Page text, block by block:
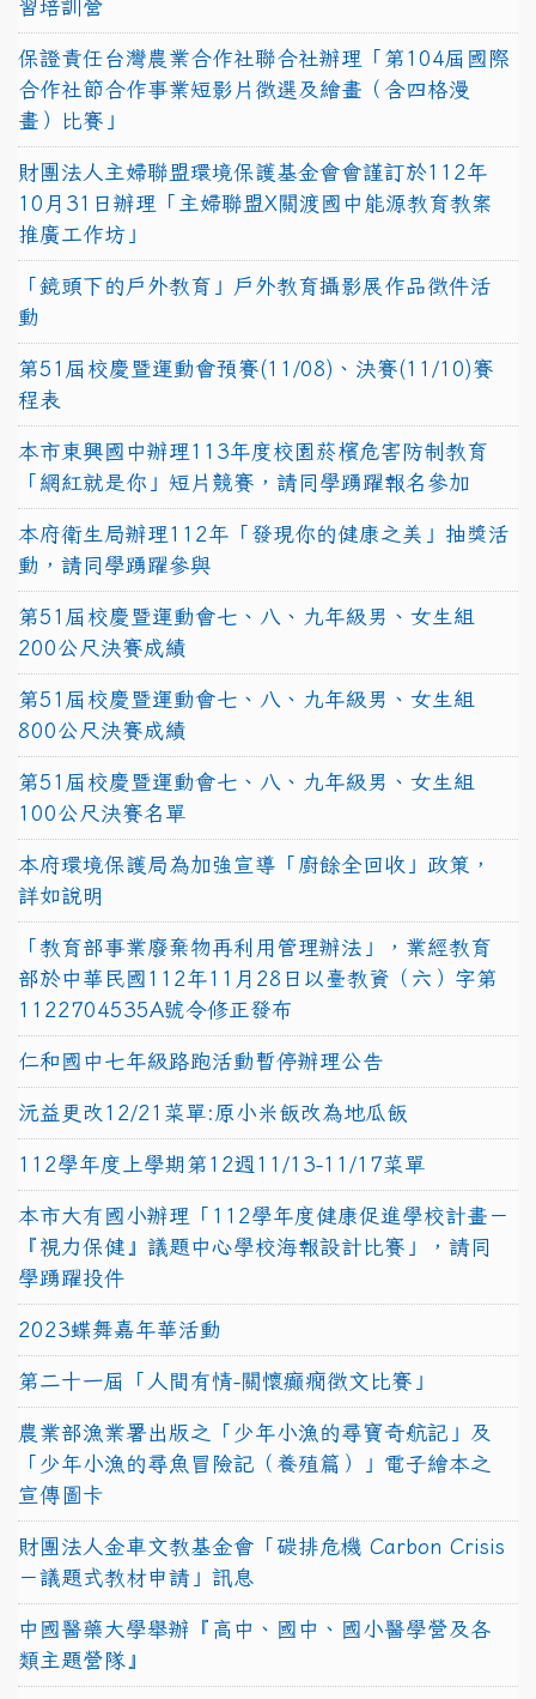
習培訓營
保證責任台灣農業合作社聯合社辦理「第104屆國際
合作社節合作事業短影片徵選及繪畫（含四格漫
畫）比賽」
財團法人主婦聯盟環境保護基金會會謹訂於112年
10月31日辦理「主婦聯盟X關渡國中能源教育教案
推廣工作坊」
「鏡頭下的戶外教育」戶外教育攝影展作品徵件活
動
第51屆校慶暨運動會預賽(11/08)、決賽(11/10)賽
程表
本市東興國中辦理113年度校園菸檳危害防制教育
「網紅就是你」短片競賽，請同學踴躍報名參加
本府衛生局辦理112年「發現你的健康之美」抽獎活
動，請同學踴躍參與
第51屆校慶暨運動會七、八、九年級男、女生組
200公尺決賽成績
第51屆校慶暨運動會七、八、九年級男、女生組
800公尺決賽成績
第51屆校慶暨運動會七、八、九年級男、女生組
100公尺決賽名單
本府環境保護局為加強宣導「廚餘全回收」政策，
詳如說明
「教育部事業廢棄物再利用管理辦法」，業經教育
部於中華民國112年11月28日以臺教資（六）字第
1122704535A號令修正發布
仁和國中七年級路跑活動暫停辦理公告
沅益更改12/21菜單:原小米飯改為地瓜飯
112學年度上學期第12週11/13-11/17菜單
本市大有國小辦理「112學年度健康促進學校計畫－
『視力保健』議題中心學校海報設計比賽」，請同
學踴躍投件
2023蝶舞嘉年華活動
第二十一屆「人間有情-關懷癲癇徵文比賽」
農業部漁業署出版之「少年小漁的尋寶奇航記」及
「少年小漁的尋魚冒險記（養殖篇）」電子繪本之
宣傳圖卡
財團法人金車文教基金會「碳排危機 Carbon Crisis
－議題式教材申請」訊息
中國醫藥大學舉辦『高中、國中、國小醫學營及各
類主題營隊』